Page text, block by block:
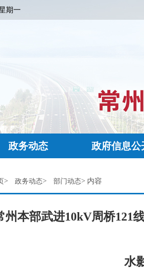
期一
政务动态 政府信息公
> 政务动态> 部门动态> 内容
州本部武进10kV周桥
水